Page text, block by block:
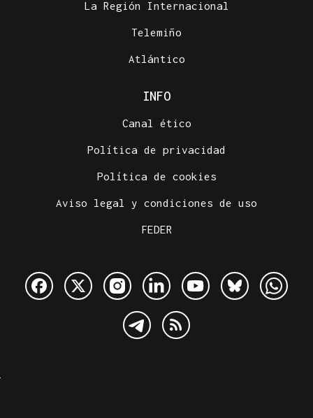
La Región Internacional
Telemiño
Atlántico
INFO
Canal ético
Política de privacidad
Política de cookies
Aviso legal y condiciones de uso
FEDER